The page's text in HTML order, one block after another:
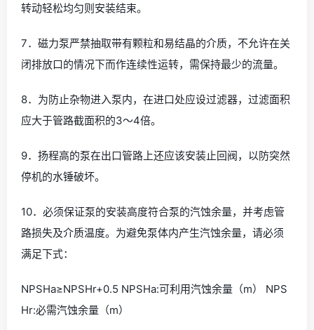
转动轻松均匀则安装结束。
7．磁力泵严禁抽取带有颗粒和易结晶的介质，不允许在关
闭排放口的情况下而作连续性运转，需保持最少的流量。
8．为防止杂物进入泵内，在进口处应设过滤器，过滤面积
应大于管路截面积的3～4倍。
9．扬程高的泵在出口管路上还应该安装止回阀，以防突然
停机的水锤破坏。
10．必须保证泵的安装高度符合泵的汽蚀余量，并考虑管
路损失及介质温度。为避免泵体内产生汽蚀余量，请必须
满足下式：
NPSHa≥NPSHr+0.5 NPSHa:可利用汽蚀余量（m） NPS
Hr:必需汽蚀余量（m）